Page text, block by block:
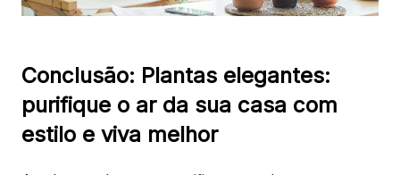
Conclusão: Plantas elegantes:
purifique o ar da sua casa com
estilo e viva melhor